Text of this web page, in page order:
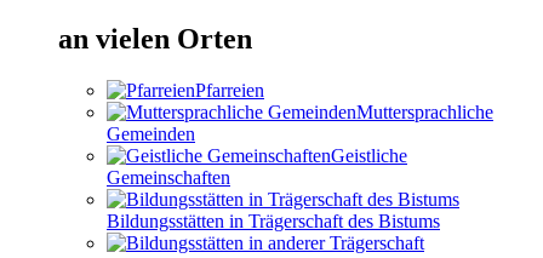
an vielen Orten
Pfarreien
Muttersprachliche
Gemeinden
Geistliche
Gemeinschaften
Bildungsstätten in Trägerschaft des Bistums